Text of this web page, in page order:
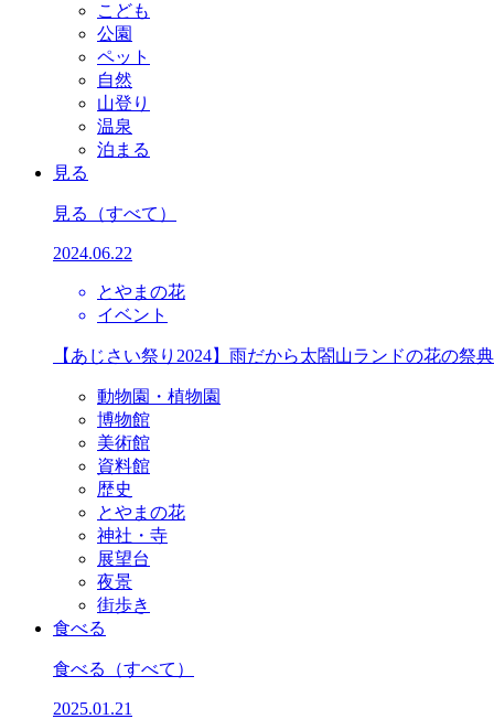
こども
公園
ペット
自然
山登り
温泉
泊まる
見る
見る （すべて）
2024.06.22
とやまの花
イベント
【あじさい祭り2024】雨だから太閤山ランドの花の祭
動物園・植物園
博物館
美術館
資料館
歴史
とやまの花
神社・寺
展望台
夜景
街歩き
食べる
食べる （すべて）
2025.01.21